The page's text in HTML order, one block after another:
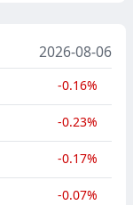
2026-08-06
-0.16%
-0.23%
-0.17%
-0.07%